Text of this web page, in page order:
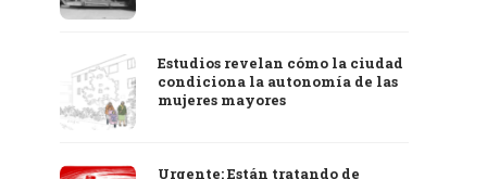
Estudios revelan cómo la ciudad
condiciona la autonomía de las
mujeres mayores
Urgente: Están tratando de